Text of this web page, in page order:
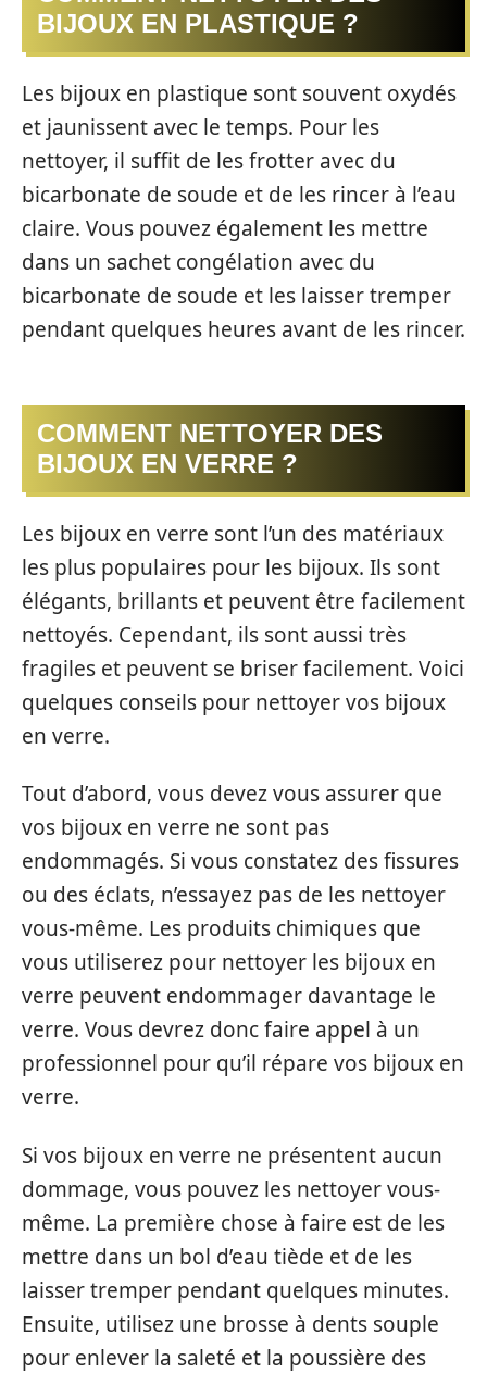
BIJOUX EN PLASTIQUE ?
Les bijoux en plastique sont souvent oxydés
et jaunissent avec le temps. Pour les
nettoyer, il suffit de les frotter avec du
bicarbonate de soude et de les rincer à l’eau
claire. Vous pouvez également les mettre
dans un sachet congélation avec du
bicarbonate de soude et les laisser tremper
pendant quelques heures avant de les rincer.
COMMENT NETTOYER DES
BIJOUX EN VERRE ?
Les bijoux en verre sont l’un des matériaux
les plus populaires pour les bijoux. Ils sont
élégants, brillants et peuvent être facilement
nettoyés. Cependant, ils sont aussi très
fragiles et peuvent se briser facilement. Voici
quelques conseils pour nettoyer vos bijoux
en verre.
Tout d’abord, vous devez vous assurer que
vos bijoux en verre ne sont pas
endommagés. Si vous constatez des fissures
ou des éclats, n’essayez pas de les nettoyer
vous-même. Les produits chimiques que
vous utiliserez pour nettoyer les bijoux en
verre peuvent endommager davantage le
verre. Vous devrez donc faire appel à un
professionnel pour qu’il répare vos bijoux en
verre.
Si vos bijoux en verre ne présentent aucun
dommage, vous pouvez les nettoyer vous-
même. La première chose à faire est de les
mettre dans un bol d’eau tiède et de les
laisser tremper pendant quelques minutes.
Ensuite, utilisez une brosse à dents souple
pour enlever la saleté et la poussière des